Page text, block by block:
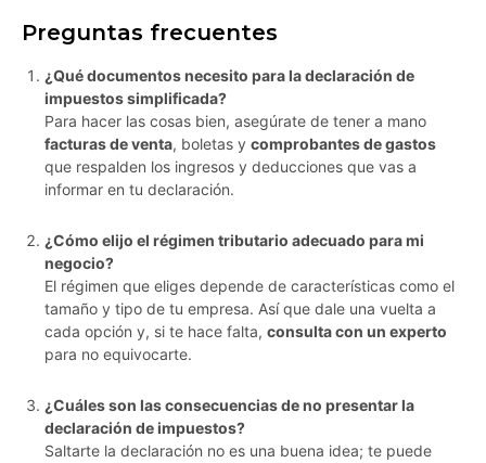
Preguntas frecuentes
¿Qué documentos necesito para la declaración de
impuestos simplificada?
Para hacer las cosas bien, asegúrate de tener a mano
facturas de venta, boletas y comprobantes de gastos
que respalden los ingresos y deducciones que vas a
informar en tu declaración.
¿Cómo elijo el régimen tributario adecuado para mi
negocio?
El régimen que eliges depende de características como el
tamaño y tipo de tu empresa. Así que dale una vuelta a
cada opción y, si te hace falta, consulta con un experto
para no equivocarte.
¿Cuáles son las consecuencias de no presentar la
declaración de impuestos?
Saltarte la declaración no es una buena idea; te puede